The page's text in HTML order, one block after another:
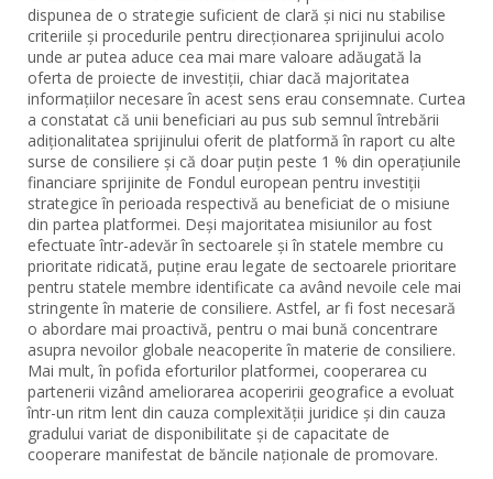
dispunea de o strategie suficient de clară și nici nu stabilise
criteriile și procedurile pentru direcționarea sprijinului acolo
unde ar putea aduce cea mai mare valoare adăugată la
oferta de proiecte de investiții, chiar dacă majoritatea
informațiilor necesare în acest sens erau consemnate. Curtea
a constatat că unii beneficiari au pus sub semnul întrebării
adiționalitatea sprijinului oferit de platformă în raport cu alte
surse de consiliere și că doar puțin peste 1 % din operațiunile
financiare sprijinite de Fondul european pentru investiții
strategice în perioada respectivă au beneficiat de o misiune
din partea platformei. Deși majoritatea misiunilor au fost
efectuate într-adevăr în sectoarele și în statele membre cu
prioritate ridicată, puține erau legate de sectoarele prioritare
pentru statele membre identificate ca având nevoile cele mai
stringente în materie de consiliere. Astfel, ar fi fost necesară
o abordare mai proactivă, pentru o mai bună concentrare
asupra nevoilor globale neacoperite în materie de consiliere.
Mai mult, în pofida eforturilor platformei, cooperarea cu
partenerii vizând ameliorarea acoperirii geografice a evoluat
într-un ritm lent din cauza complexității juridice și din cauza
gradului variat de disponibilitate și de capacitate de
cooperare manifestat de băncile naționale de promovare.